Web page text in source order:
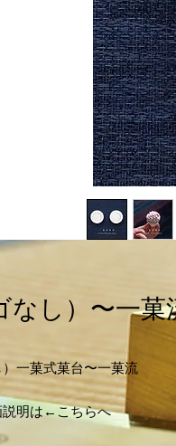
なし）〜一
）一菓式菓台〜一菓流
説明は←こちらへ